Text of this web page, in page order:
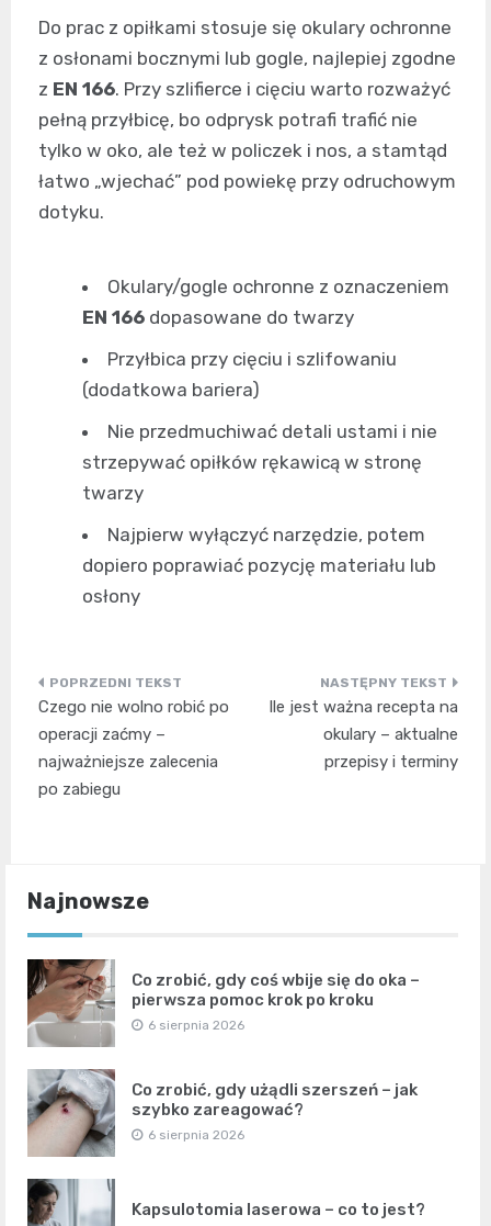
Do prac z opiłkami stosuje się okulary ochronne
z osłonami bocznymi lub gogle, najlepiej zgodne
z EN 166. Przy szlifierce i cięciu warto rozważyć
pełną przyłbicę, bo odprysk potrafi trafić nie
tylko w oko, ale też w policzek i nos, a stamtąd
łatwo „wjechać” pod powiekę przy odruchowym
dotyku.
Okulary/gogle ochronne z oznaczeniem
EN 166 dopasowane do twarzy
Przyłbica przy cięciu i szlifowaniu
(dodatkowa bariera)
Nie przedmuchiwać detali ustami i nie
strzepywać opiłków rękawicą w stronę
twarzy
Najpierw wyłączyć narzędzie, potem
dopiero poprawiać pozycję materiału lub
osłony
Nawigacja
wpisu
Czego nie wolno robić po
operacji zaćmy –
najważniejsze zalecenia
po zabiegu
Ile jest ważna recepta na
okulary – aktualne
przepisy i terminy
Najnowsze
Co zrobić, gdy coś wbije się do oka –
pierwsza pomoc krok po kroku
6 sierpnia 2026
Co zrobić, gdy użądli szerszeń – jak
szybko zareagować?
6 sierpnia 2026
Kapsulotomia laserowa – co to jest?